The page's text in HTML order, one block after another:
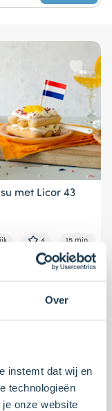
Over
instemt dat wij en
technologieën
onze website
met Licor 43
4 15 min.